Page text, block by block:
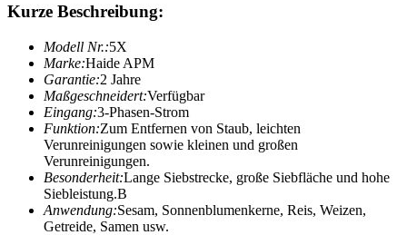
Kurze Beschreibung:
Modell Nr.:5X
Marke:Haide APM
Garantie:2 Jahre
Maßgeschneidert:Verfügbar
Eingang:3-Phasen-Strom
Funktion:Zum Entfernen von Staub, leichten
Verunreinigungen sowie kleinen und großen
Verunreinigungen.
Besonderheit:Lange Siebstrecke, große Siebfläche und hohe
Siebleistung.B
Anwendung:Sesam, Sonnenblumenkerne, Reis, Weizen,
Getreide, Samen usw.